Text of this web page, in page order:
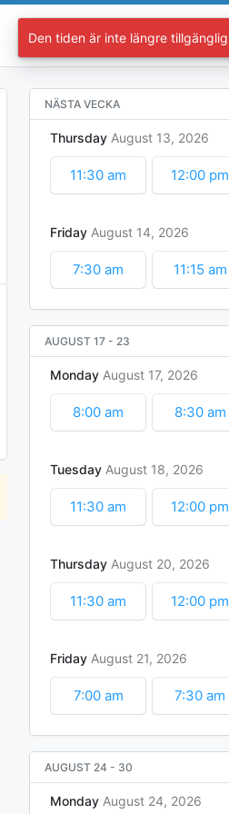
Välj en tid
NÄSTA VECKA
Thursday August 13 2026
11:30 am 12:00 pm
Friday August 14 2026
7:30 am 11:15 am
AUGUST 17 - 23
Monday August 17 2026
8:00 am 8:30 am
Tuesday August 18 2026
11:30 am 12:00 pm
Thursday August 20 2026
11:30 am 12:00 pm
Friday August 21 2026
7:00 am 7:30 am
AUGUST 24 - 30
Monday August 24 2026
Den tiden är inte längre tillgänglig